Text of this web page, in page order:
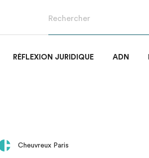
RÉFLEXION JURIDIQUE ADN
Cheuvreux Paris